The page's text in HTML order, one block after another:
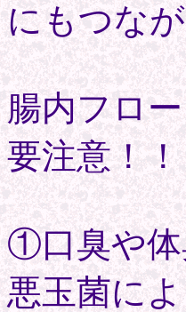
にもつなが
腸内フロ
要注意！！
①口臭や体
悪玉菌に